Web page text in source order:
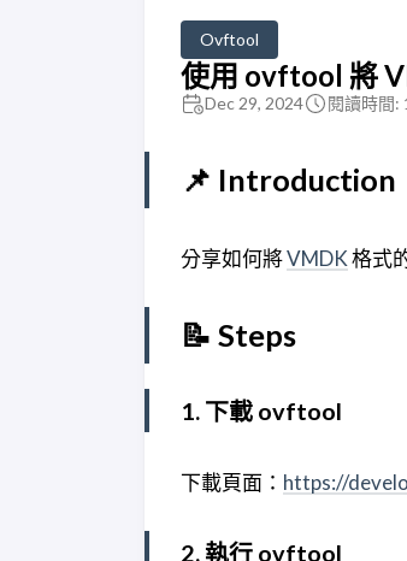
Ovftool
使用 ovftool 將
Dec 29, 2024 閱讀時間:
📌 Introduction
分享如何將VMDK格式
📝 Steps
1. 下載 ovftool
下載頁面： https://
2. 執行 ovftool